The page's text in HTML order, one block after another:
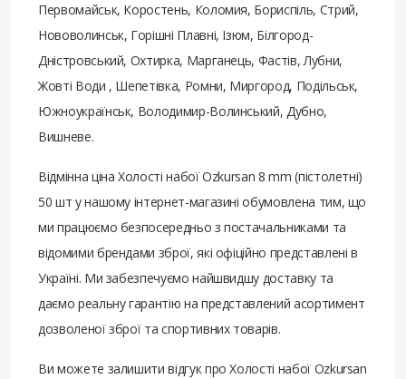
Первомайськ, Коростень, Коломия, Бориспіль, Стрий,
Нововолинськ, Горішні Плавні, Ізюм, Білгород-
Дністровський, Охтирка, Марганець, Фастів, Лубни,
Жовті Води , Шепетівка, Ромни, Миргород, Подільськ,
Южноукраїнськ, Володимир-Волинський, Дубно,
Вишневе.
Відмінна ціна Холості набої Ozkursan 8 mm (пістолетні)
50 шт у нашому інтернет-магазині обумовлена ​​тим, що
ми працюємо безпосередньо з постачальниками та
відомими брендами зброї, які офіційно представлені в
Україні. Ми забезпечуємо найшвидшу доставку та
даємо реальну гарантію на представлений асортимент
дозволеної зброї та спортивних товарів.
Ви можете залишити відгук про Холості набої Ozkursan